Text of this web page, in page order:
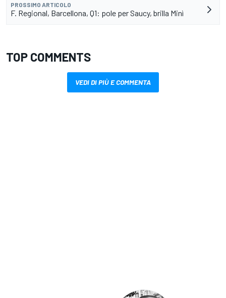
PROSSIMO ARTICOLO
F. Regional, Barcellona, Q1: pole per Saucy, brilla Minì
TOP COMMENTS
VEDI DI PIÙ E COMMENTA